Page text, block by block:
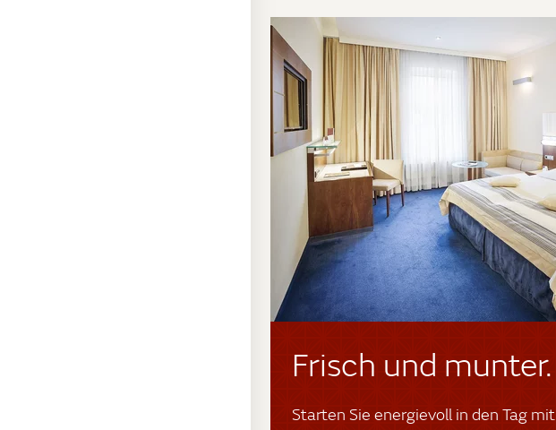
Frisch und munter.
Starten Sie energievoll in den Tag mit